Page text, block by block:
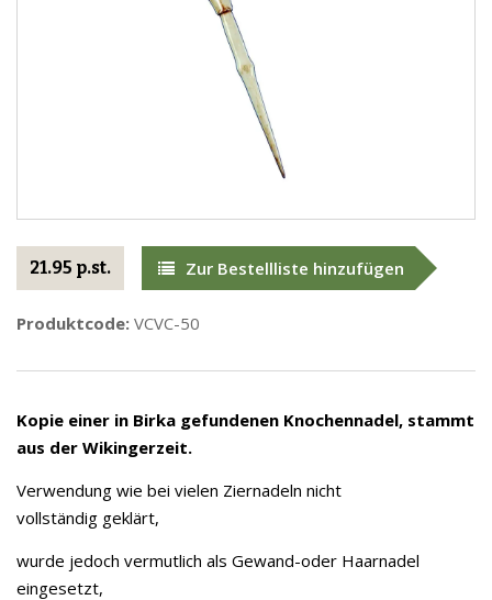
21.95 p.st. Zur Bestellliste hinzufügen
Produktcode: VCVC-50
Kopie einer in Birka gefundenen Knochennadel, stammt
aus der Wikingerzeit.
Verwendung wie bei vielen Ziernadeln nicht
vollständig geklärt,
wurde jedoch vermutlich als Gewand-oder Haarnadel
eingesetzt,